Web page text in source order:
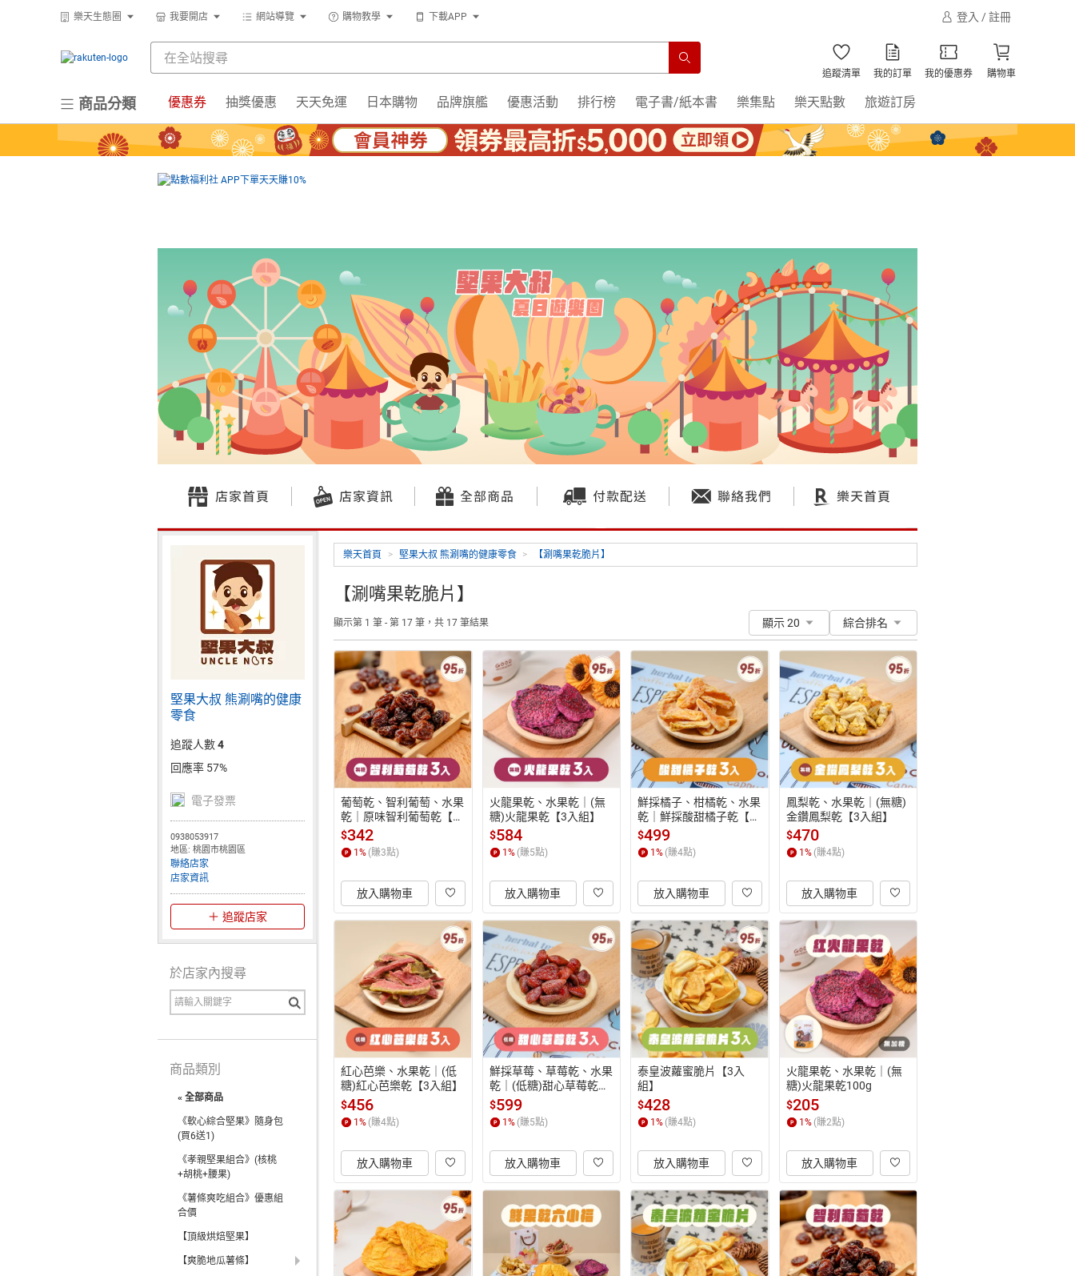
樂天生態圈 我要開店 網站導覽 購物教學 下載APP 登入 / 註冊
追蹤清單 我的訂單 我的優惠券 購物車
商品分類 優惠券 抽獎優惠 天天免運 日本購物 品牌旗艦 優惠活動 排行榜 電子書/紙本書 樂集點 樂天點數 旅遊訂房
樂天首頁 > 堅果大叔 熊涮嘴的健康零食 > 【涮嘴果乾脆片】
【涮嘴果乾脆片】
顯示第 1 筆 - 第 17 筆，共 17 筆結果 顯示 20 綜合排名
葡萄乾、智利葡萄、水果
乾｜原味智利葡萄乾【3
入組】
$342
1% (賺3點)
放入購物車
火龍果乾、水果乾｜(無
糖)火龍果乾【3入組】
$584
1% (賺5點)
放入購物車
鮮採橘子、柑橘乾、水果
乾｜鮮採酸甜橘子乾【3
入組】
$499
1% (賺4點)
放入購物車
鳳梨乾、水果乾｜(無糖)
金鑽鳳梨乾【3入組】
$470
1% (賺4點)
放入購物車
紅心芭樂、水果乾｜(低
糖)紅心芭樂乾【3入組】
$456
1% (賺4點)
放入購物車
鮮採草莓、草莓乾、水果
乾｜(低糖)甜心草莓乾
【3入組】
$599
1% (賺5點)
放入購物車
泰皇波蘿蜜脆片【3入
組】
$428
1% (賺4點)
放入購物車
火龍果乾、水果乾｜(無
糖)火龍果乾100g
$205
1% (賺2點)
放入購物車
堅果大叔 熊涮嘴的健康
零食
追蹤人數4
回應率 57%
電子發票
0938053917
地區: 桃園市桃園區
聯絡店家
店家資訊
追蹤店家
於店家內搜尋
商品類別
« 全部商品
《軟心綜合堅果》隨身包
(買6送1)
《孝親堅果組合》(核桃
+胡桃+腰果)
《薯條爽吃組合》優惠組
合價
【頂級烘焙堅果】
【爽脆地瓜薯條】